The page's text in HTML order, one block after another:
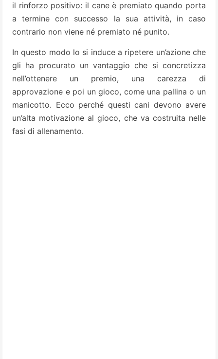
il rinforzo positivo: il cane è premiato quando porta
a termine con successo la sua attività, in caso
contrario non viene né premiato né punito.
In questo modo lo si induce a ripetere un’azione che
gli ha procurato un vantaggio che si concretizza
nell’ottenere un premio, una carezza di
approvazione e poi un gioco, come una pallina o un
manicotto. Ecco perché questi cani devono avere
un’alta motivazione al gioco, che va costruita nelle
fasi di allenamento.